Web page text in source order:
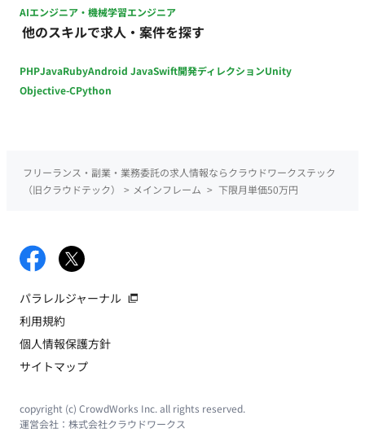
AIエンジニア・機械学習エンジニア
他のスキルで求人・案件を探す
PHPJavaRubyAndroid JavaSwift開発ディレクションUnity
Objective-CPython
フリーランス・副業・業務委託の求人情報ならクラウドワークステック
（旧クラウドテック）
> メインフレーム > 下限月単価50万円
パラレルジャーナル
利用規約
個人情報保護方針
サイトマップ
copyright (c) CrowdWorks Inc. all rights reserved.
運営会社： 株式会社クラウドワークス